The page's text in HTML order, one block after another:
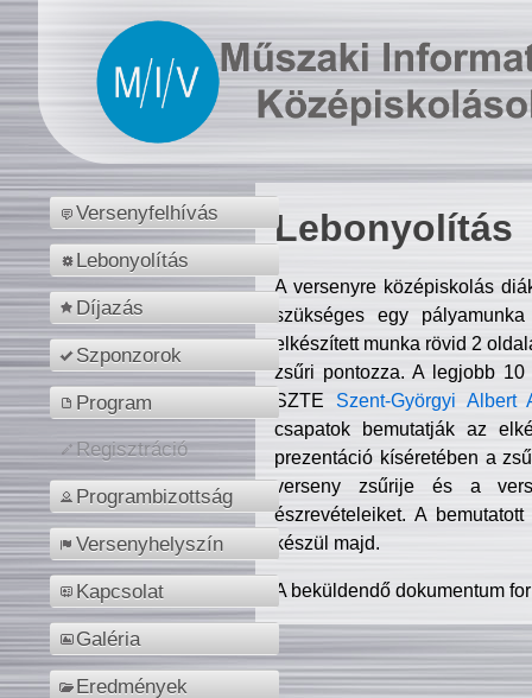
Versenyfelhívás
Lebonyolítás
Díjazás
Szponzorok
Program
Regisztráció
Programbizottság
Versenyhelyszín
Kapcsolat
Galéria
Eredmények
Lebonyolítás
A versenyre középiskolás
szükséges egy
elkészített munka rövid 2
zsűri pontozza. A legjobb
SZTE Szent-Györgyi Albert
csapatok bemutatják az
prezentáció kíséretében a
verseny zsűrije és a
észrevételeiket. A
készül majd.
A beküldendő dokumentum